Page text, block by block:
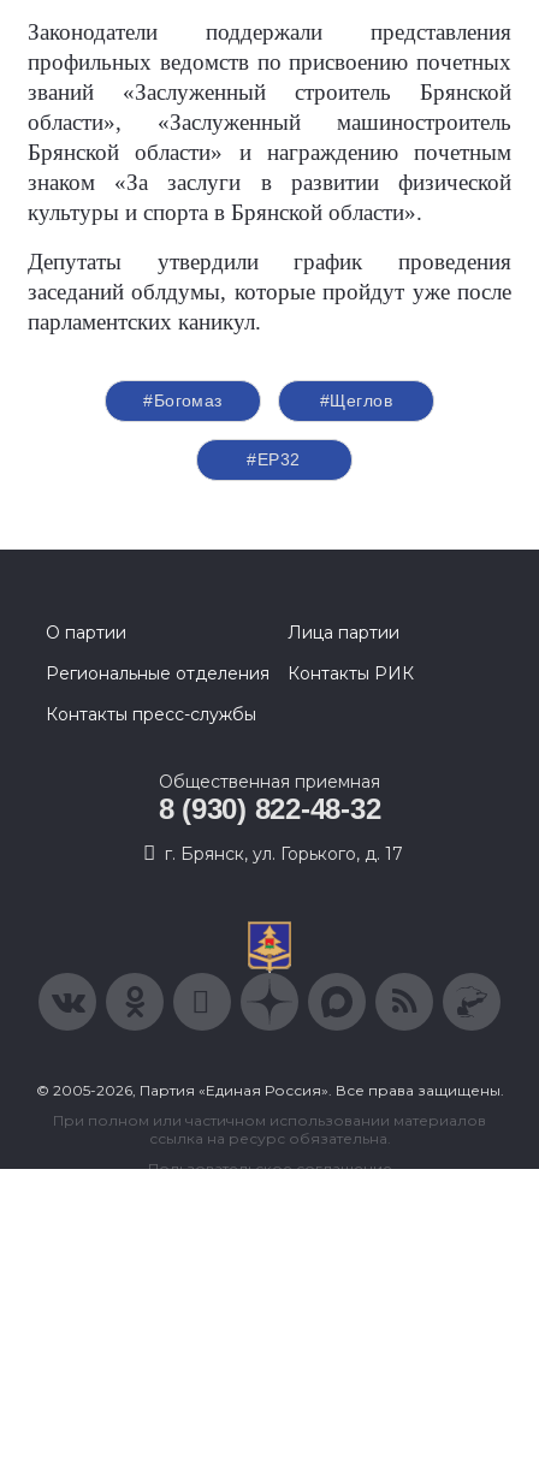
Законодатели поддержали представления
профильных ведомств по присвоению почетных
званий «Заслуженный строитель Брянской
области», «Заслуженный машиностроитель
Брянской области» и награждению почетным
знаком «За заслуги в развитии физической
культуры и спорта в Брянской области».
Депутаты утвердили график проведения
заседаний облдумы, которые пройдут уже после
парламентских каникул.
#Богомаз #Щеглов
#ЕР32
О партии
Лица партии
Региональные отделения
Контакты РИК
Контакты пресс-службы
Общественная приемная
8 (930) 822-48-32
г. Брянск, ул. Горького, д. 17
© 2005-2026, Партия «Единая Россия». Все права защищены.
При полном или частичном использовании материалов
ссылка на ресурс обязательна.
Пользовательское соглашение